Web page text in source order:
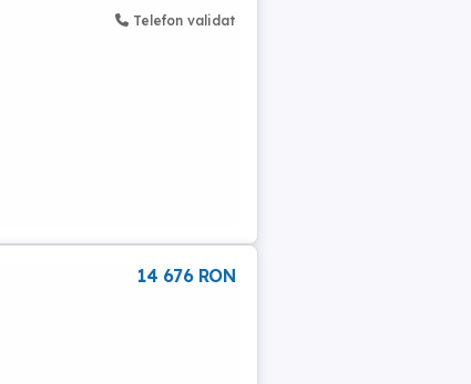
Telefon validat
14 676 RON